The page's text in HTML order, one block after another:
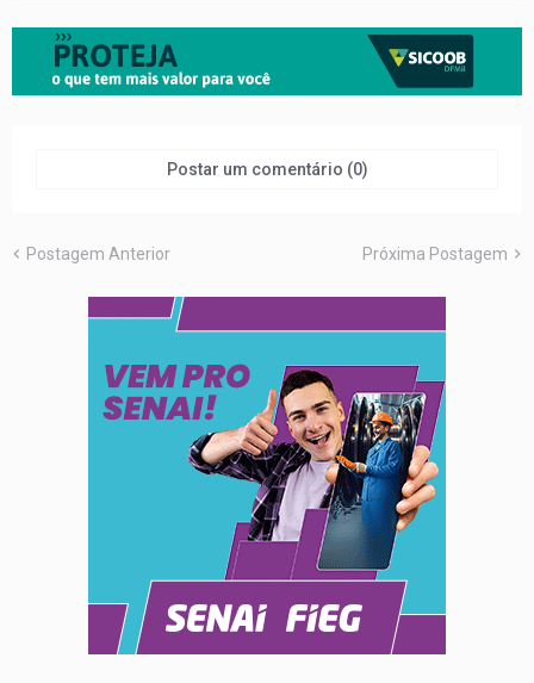
Postar um comentário (0)
Postagem Anterior Próxima Postagem